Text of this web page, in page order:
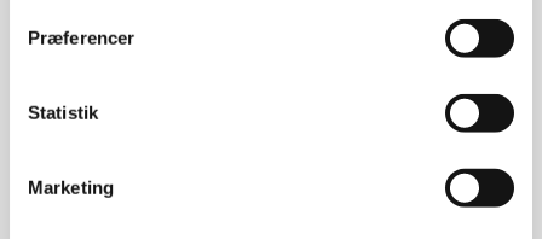
Præferencer
Statistik
Marketing
dem i en si.
Tag 1 dl saft fra ananasmosen.
Hæld ananassaft, bouillon, hvidvinseddike, sukker
og majsstivelse i en gryde.